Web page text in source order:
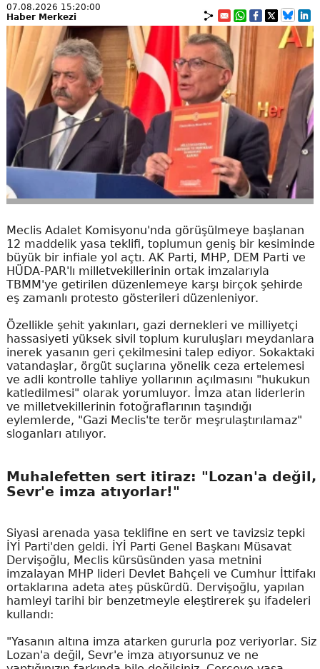
07.08.2026 15:20:00
Haber Merkezi
Meclis Adalet Komisyonu'nda görüşülmeye başlanan
12 maddelik yasa teklifi, toplumun geniş bir kesiminde
büyük bir infiale yol açtı. AK Parti, MHP, DEM Parti ve
HÜDA-PAR'lı milletvekillerinin ortak imzalarıyla
TBMM'ye getirilen düzenlemeye karşı birçok şehirde
eş zamanlı protesto gösterileri düzenleniyor.
Özellikle şehit yakınları, gazi dernekleri ve milliyetçi
hassasiyeti yüksek sivil toplum kuruluşları meydanlara
inerek yasanın geri çekilmesini talep ediyor. Sokaktaki
vatandaşlar, örgüt suçlarına yönelik ceza ertelemesi
ve adli kontrolle tahliye yollarının açılmasını "hukukun
katledilmesi" olarak yorumluyor. İmza atan liderlerin
ve milletvekillerinin fotoğraflarının taşındığı
eylemlerde, "Gazi Meclis'te terör meşrulaştırılamaz"
sloganları atılıyor.
Muhalefetten sert itiraz: "Lozan'a değil,
Sevr'e imza atıyorlar!"
Siyasi arenada yasa teklifine en sert ve tavizsiz tepki
İYİ Parti'den geldi. İYİ Parti Genel Başkanı Müsavat
Dervişoğlu, Meclis kürsüsünden yasa metnini
imzalayan MHP lideri Devlet Bahçeli ve Cumhur İttifakı
ortaklarına adeta ateş püskürdü. Dervişoğlu, yapılan
hamleyi tarihi bir benzetmeyle eleştirerek şu ifadeleri
kullandı:
"Yasanın altına imza atarken gururla poz veriyorlar. Siz
Lozan'a değil, Sevr'e imza atıyorsunuz ve ne